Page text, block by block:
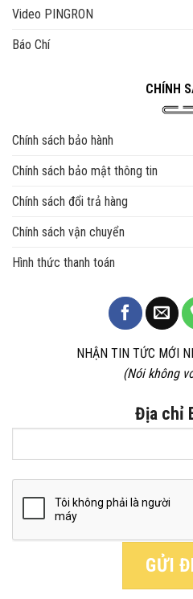
Video PINGRON
Báo Chí
CHÍNH
Chính sách bảo hành
Chính sách bảo mật thông tin
Chính sách đổi trả hàng
Chính sách vận chuyển
Hình thức thanh toán
NHẬN TIN TỨC MỚI
(Nói không
Địa chỉ